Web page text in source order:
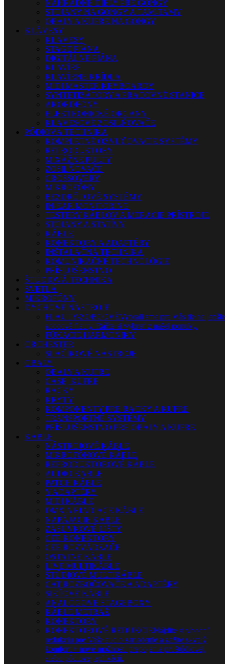
NÁHRADNÉ DIELY PRE GONGY
STOJANY NA GONGY A TAM-TAMY
OBALY A KUFRE NA GONGY
KLÁVESY
KLÁVESY
STAGE PIÁNA
DIGITÁLNE PIÁNA
KLAVÍRE
KLAVÍRNE KRÍDLA
MIDI MASTER KEYBOARDY
SYNTETIZÁTORY A PRACOVNÉ STANICE
AKORDEÓNY
ELEKTRONICKÉ ORGANY
KLÁVESOVÉ ZOSILŇOVAČE
PÓDIOVÁ TECHNIKA
KOMPLETNÉ OZVUČOVACIE SYSTÉMY
REPRODUKTORY
MIXÁŽNE PULTY
ZOSILŇOVAČE
CROSSOVERY
MIKROFÓNY
BEZDRÔTOVÉ SYSTÉMY
IN-EAR MONITORING
TESTERY KÁBLOV A MERACIE PRÍSTROJE
STOJANY A STATÍVY
KÁBLE
KONEKTORY A ADAPTÉRY
INŠTALAČNÁ TECHNIKA
KOMUNIKAČNÉ TECHNOLÓGIE
PRÍSLUŠENSTVO
ŠTÚDIOVÁ TECHNIKA
SVETLÁ
MIKROFÓNY
DYCHOVÉ NÁSTROJE
FLAUTY-ZOBCOVÉVybrali sme pre Vás tie najlepšie
zobcové flauty. Ráčte si vybrať z našej ponuky.
FÚKACIE HARMONIKY
ORCHESTER
SLÁČIKOVÉ NÁSTROJE
OBALY
OBALY A KUFRE
CASE, KUFRE
RACKY
KRYTY
KOMPONENTY PRE RACKY A KUFRE
TRANSPORTNÉ SYSTÉMY
PRÍSLUŠENSTVO PRE OBALY A KUFRE
KÁBLE
NÁSTROJOVÉ KÁBLE
MIKROFÓNOVÉ KÁBLE
REPRODUKTOROVÉ KÁBLE
AUDIO KÁBLE
PATCH KÁBLE
Y ADAPTÉRY
MIDI KÁBLE
DMX A RIADIACE KÁBLE
NAPÁJACIE KÁBLE
ZÁSUVKOVÉ LIŠTY
CEE KONEKTORY
CEE ROZVÁDZAČE
OSTATNÉ KÁBLE
LIVE MULTIKÁBLE
ŠTÚDIOVÉ MULTIKÁBLE
CAT ROZBOČOVAČE A ADAPTÉRY
SIEŤOVÉ KÁBLE
ANALÓGOVÉ STAGEBOXY
KÁBLE METRÁŽ
KONEKTORY
KONEKTOROVÉ REDUKCIENájdite si vhodnú
redukciu pre Vaše audio zariadenie a zažite skvelý
komfort + nové možnosti prepojenia pri štúdiovej,
alebo pódiovej aplikácii.